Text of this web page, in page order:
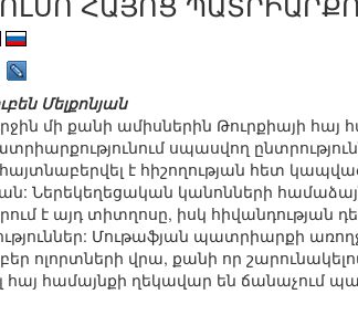
Մելքոնյան
մի քանի ամիսներին Թուրքիայի
սպասվող
է հիշողության հետ
Ներեկեղեցական կանոնների
է այդ տիտղոսը, իսկ հիվանդության
Մութաֆյան պատրիարքի
ոլորտների վրա, քանի որ
հայ համայնքի ղեկավար են